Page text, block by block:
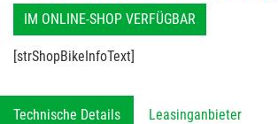
IM ONLINE-SHOP VERFÜGBAR
[strShopBikeInfoText]
Technische Details Leasinganbieter